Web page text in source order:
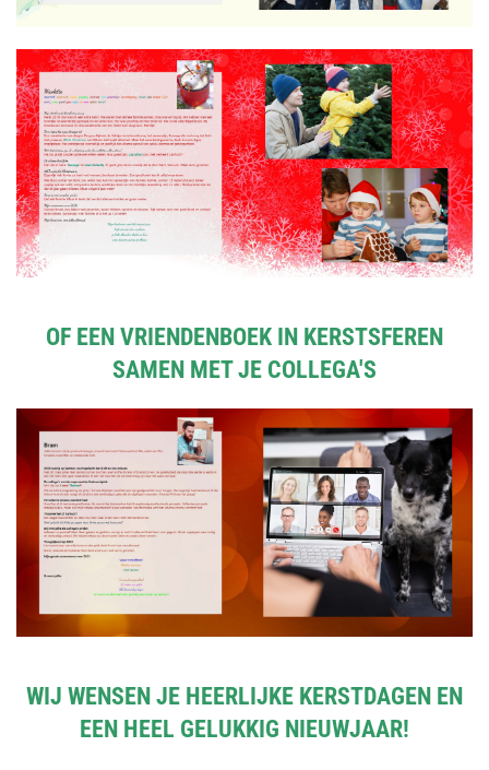
OF EEN VRIENDENBOEK IN KERSTSFEREN
SAMEN MET JE COLLEGA'S
WIJ WENSEN JE HEERLIJKE KERSTDAGEN EN
EEN HEEL GELUKKIG NIEUWJAAR!